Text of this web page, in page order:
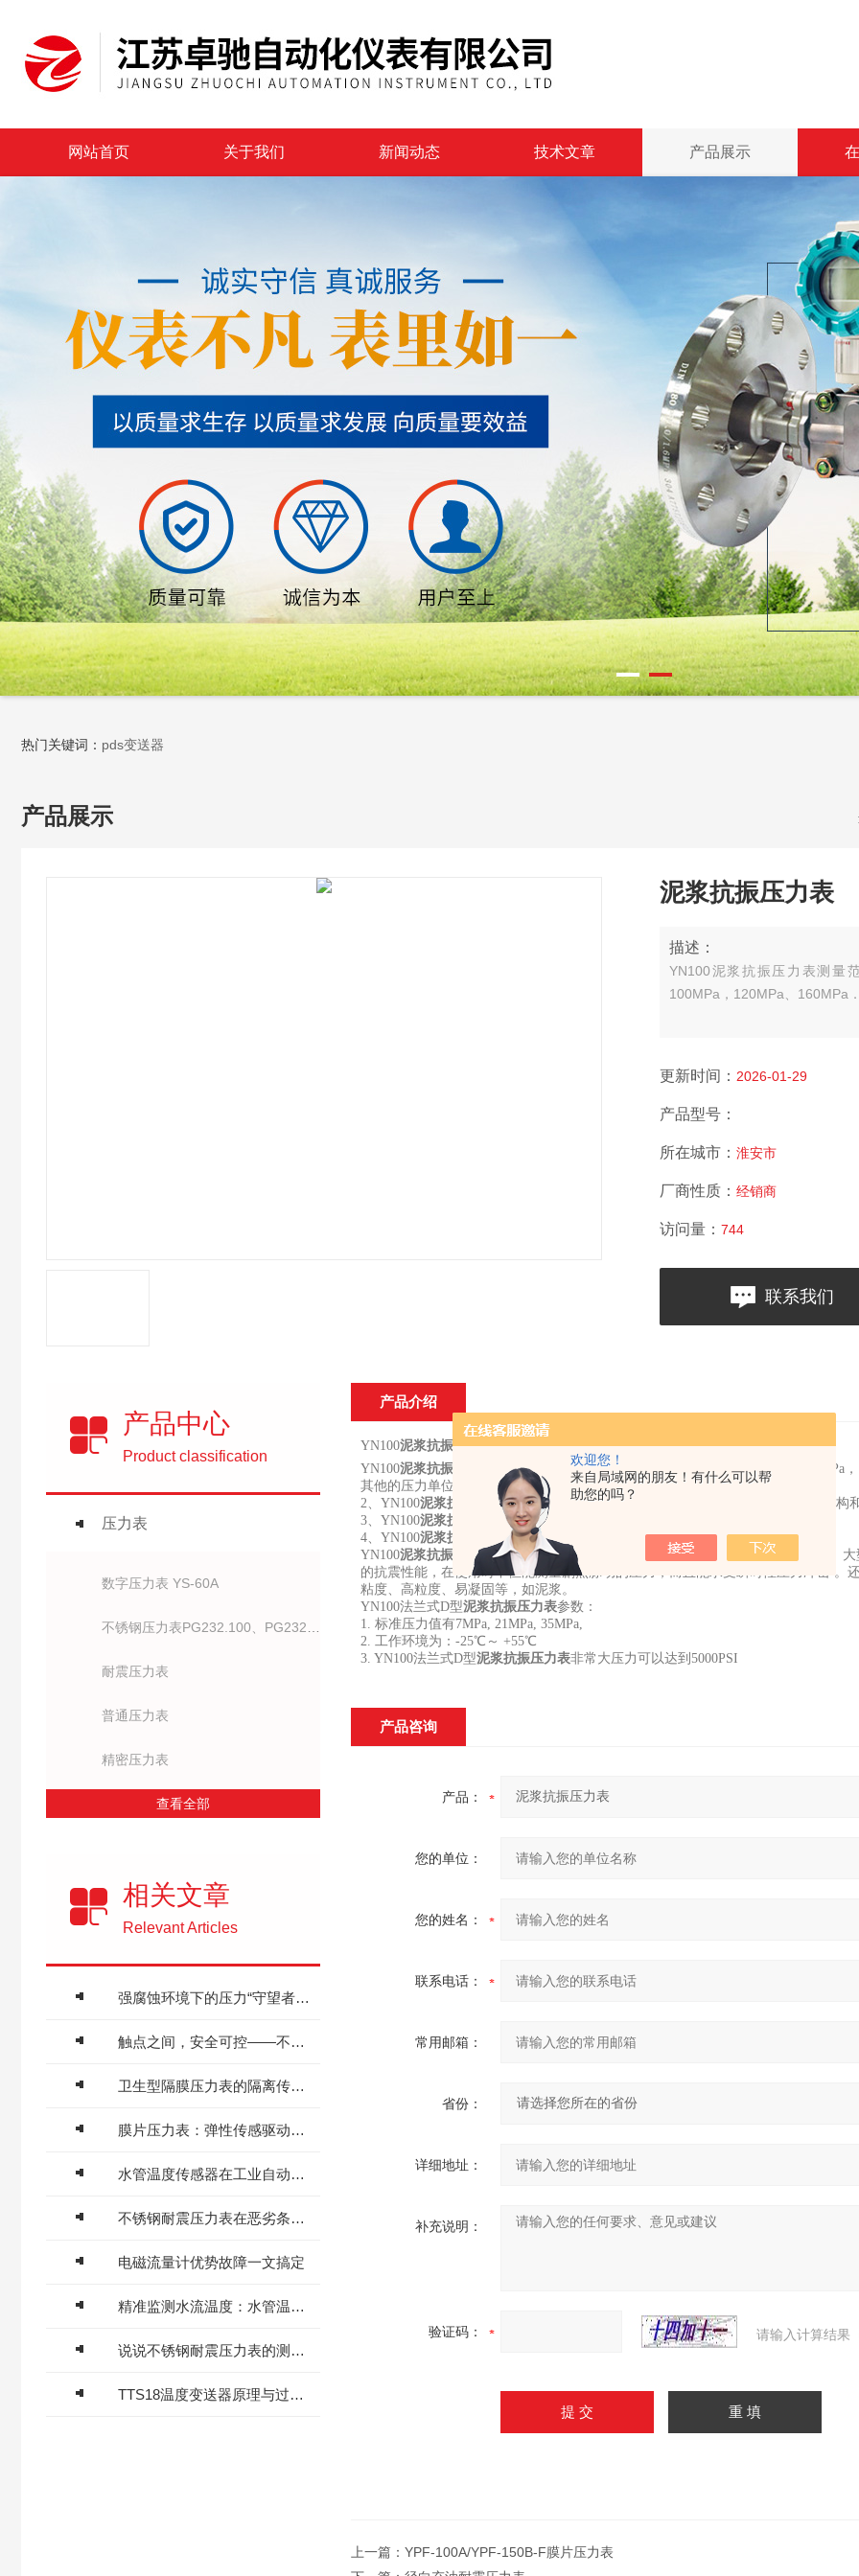
欢迎您！
来自局域网的朋友！有什么可以帮
助您的吗？
网站首页 关于我们 新闻动态 技术文章 产品展示
热门关键词： pds变送器
产品展示
泥浆抗振压力表
描述：
YN100泥浆抗振压力表测量
100MPa，120MPa、160MPa．
更新时间： 2026-01-29
产品型号：
所在城市： 淮安市
厂商性质： 经销商
访问量： 744
联系我们
产品中心
Product classification
压力表
数字压力表 YS-60A
耐震压力表
普通压力表
精密压力表
查看全部
相关文章
Relevant Articles
强腐蚀环境下的压力“守望者”——耐酸压力表原理与化工流程应用
触点之间，安全可控——不锈钢电接点压力表工作原理与工业报警联锁应用
卫生型隔膜压力表的隔离传压原理与食药无菌产线应用
膜片压力表：弹性传感驱动的精准测压装备
水管温度传感器在工业自动化中的应用与挑战
不锈钢耐震压力表在恶劣条件下的应用与优势
电磁流量计优势故障一文搞定
精准监测水流温度：水管温度传感器的技术原理与应用
说说不锈钢耐震压力表的测量范围
TTS18温度变送器原理与过程控制温度信号调理应用
产品介绍
YN100泥浆抗振压力表主要技术参数
YN100泥浆抗振压力表
测量范围：16MPa， 25MPa, 35MPa, 40MPa，60MPa, 80MPa
其他的压力单位有：PSI,Kg/cm2, kpa, bar。
2、YN100泥浆抗振压力表结构：仪表主要由密封垫，膜片组，叉簧，传动指示机构
3、YN100泥浆抗振压力表 工作温度：仪表正常工作环境温度为-25℃～55℃
4、YN100泥浆抗振压力表连接方式：法兰连接
YN100泥浆抗振压力表应用于石油、化工、机械、煤碳、冶金、电力、地质矿山、
的抗震性能，在使用时不但能测量剧烈脉动的压力，而且能承受瞬时性压力冲击 。
粘度、高粒度、易凝固等，如泥浆。
YN100法兰式D型泥浆抗振压力表参数：
1. 标准压力值有7MPa, 21MPa, 35MPa,
2. 工作环境为：-25℃～ +55℃
3. YN100法兰式D型泥浆抗振压力表非常大压力可以达到5000PSI
产品咨询
产品：
您的单位：
您的姓名：
联系电话：
常用邮箱：
省份：
详细地址：
补充说明：
验证码： 请输入计算结果
上一篇： YPF-100A/YPF-150B-F膜片压力表